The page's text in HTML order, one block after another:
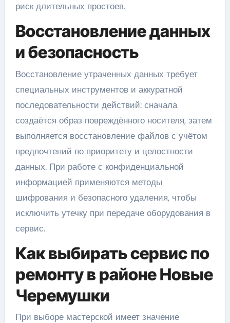
риск длительных простоев.
Восстановление данных
и безопасность
Восстановление утраченных данных требует
специальных инструментов и аккуратной
последовательности действий: сначала
создаётся образ повреждённого носителя, затем
выполняется восстановление файлов с учётом
предпочтений по приоритету и целостности
данных. При работе с конфиденциальной
информацией применяются методы
шифрования и безопасного удаления, чтобы
исключить утечку при передаче оборудования в
сервис.
Как выбирать сервис по
ремонту в районе Новые
Черемушки
При выборе мастерской имеет значение